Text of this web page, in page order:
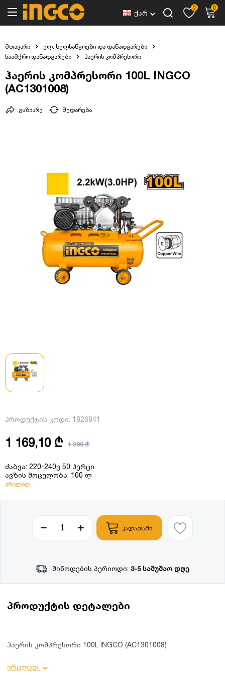
ქარ
0 0
მთავარი
ელ. ხელსაწყოები და დანადგარები
საამქრო დანადგარები
ჰაერის კომპრესორი
ჰაერის კომპრესორი 100L INGCO
(AC1301008)
შედარება
გაზიარე
პროდუქტის კოდი: 1826841
1 169,10 ₾ 1 299 ₾
ძაბვა: 220-240ვ 50 ჰერცი
ავზის მოცულობა: 100 ლ
ვრცლად
კალათაში
მიწოდების პერიოდი: 3-5 სამუშაო დღე
პროდუქტის დეტალები
ჰაერის კომპრესორი 100L INGCO (AC1301008)
პროდუქტის დეტალები:
ვრცლად